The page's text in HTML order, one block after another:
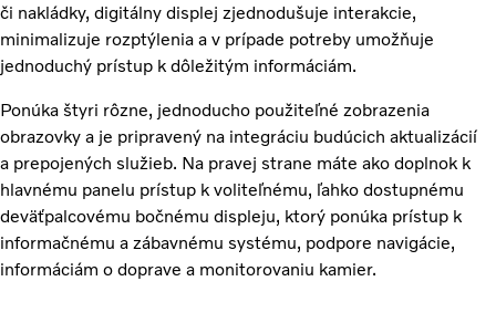
či nakládky, digitálny displej zjednodušuje interakcie,
minimalizuje rozptýlenia a v prípade potreby umožňuje
jednoduchý prístup k dôležitým informáciám.
Ponúka štyri rôzne, jednoducho použiteľné zobrazenia
obrazovky a je pripravený na integráciu budúcich aktualizácií
a prepojených služieb. Na pravej strane máte ako doplnok k
hlavnému panelu prístup k voliteľnému, ľahko dostupnému
deväťpalcovému bočnému displeju, ktorý ponúka prístup k
informačnému a zábavnému systému, podpore navigácie,
informáciám o doprave a monitorovaniu kamier.